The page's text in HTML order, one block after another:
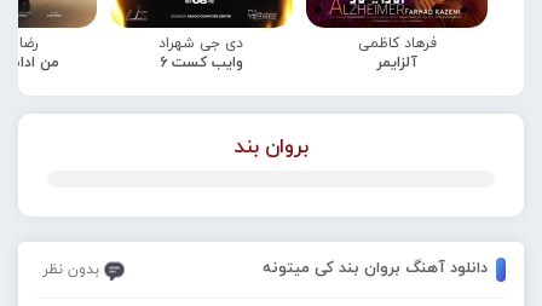
فرهاد کاظمی
آلزایمر
دی جی شهراد
وایب کست 6
رضا
من
بروان بند
دانلود آهنگ بروان بند کی میتونه بدون نظر